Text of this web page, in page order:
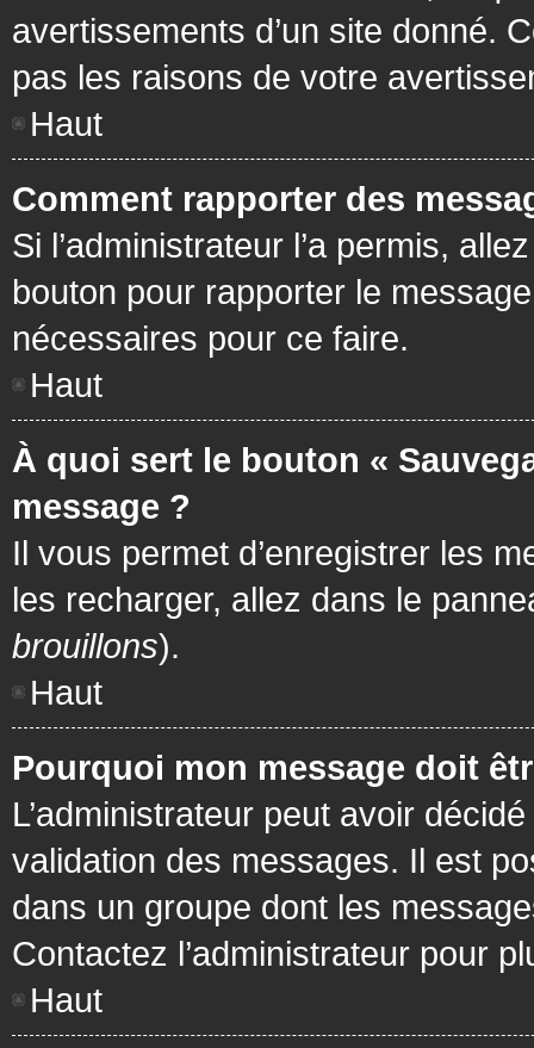
avertissements d’un site donné.
pas les raisons de votre
Haut
Comment rapporter des
Si l’administrateur l’a permis,
bouton pour rapporter le
nécessaires pour ce faire.
Haut
À quoi sert le bouton «
message ?
Il vous permet d’enregistrer les
les recharger, allez dans le
brouillons).
Haut
Pourquoi mon message doit
L’administrateur peut avoir
validation des messages. Il est
dans un groupe dont les
Contactez l’administrateur pour
Haut